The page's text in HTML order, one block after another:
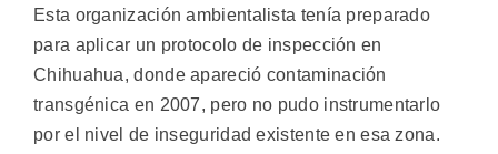
Esta organización ambientalista tenía preparado
para aplicar un protocolo de inspección en
Chihuahua, donde apareció contaminación
transgénica en 2007, pero no pudo instrumentarlo
por el nivel de inseguridad existente en esa zona.